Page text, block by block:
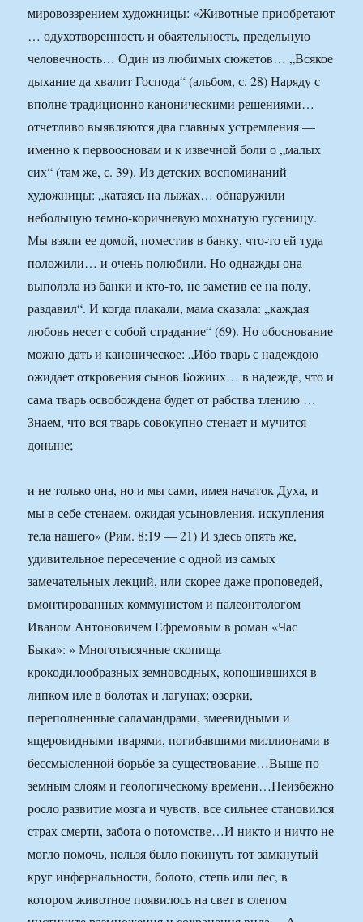
мировоззрением художницы: «Животные приобретают
… одухотворенность и обаятельность, предельную
человечность… Один из любимых сюжетов… „Всякое
дыхание да хвалит Господа“ (альбом, с. 28) Наряду с
вполне традиционно каноническими решениями…
отчетливо выявляются два главных устремления —
именно к первоосновам и к извечной боли о „малых
сих“ (там же, с. 39). Из детских воспоминаний
художницы: „катаясь на лыжах… обнаружили
небольшую темно-коричневую мохнатую гусеницу.
Мы взяли ее домой, поместив в банку, что-то ей туда
положили… и очень полюбили. Но однажды она
выползла из банки и кто-то, не заметив ее на полу,
раздавил“. И когда плакали, мама сказала: „каждая
любовь несет с собой страдание“ (69). Но обоснование
можно дать и каноническое: „Ибо тварь с надеждою
ожидает откровения сынов Божиих… в надежде, что и
сама тварь освобождена будет от рабства тлению …
Знаем, что вся тварь совокупно стенает и мучится
доныне;
и не только она, но и мы сами, имея начаток Духа, и
мы в себе стенаем, ожидая усыновления, искупления
тела нашего» (Рим. 8:19 — 21) И здесь опять же,
удивительное пересечение с одной из самых
замечательных лекций, или скорее даже проповедей,
вмонтированных коммунистом и палеонтологом
Иваном Антоновичем Ефремовым в роман «Час
Быка»: » Многотысячные скопища
крокодилообразных земноводных, копошившихся в
липком иле в болотах и лагунах; озерки,
переполненные саламандрами, змеевидными и
ящеровидными тварями, погибавшими миллионами в
бессмысленной борьбе за существование…Выше по
земным слоям и геологическому времени…Неизбежно
росло развитие мозга и чувств, все сильнее становился
страх смерти, забота о потомстве…И никто и ничто не
могло помочь, нельзя было покинуть тот замкнутый
круг инфернальности, болото, степь или лес, в
котором животное появилось на свет в слепом